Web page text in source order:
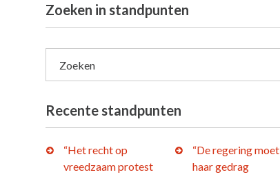
Zoeken in standpunten
Zoeken
Recente standpunten
“Het recht op
vreedzaam protest
“De regering moet
haar gedrag